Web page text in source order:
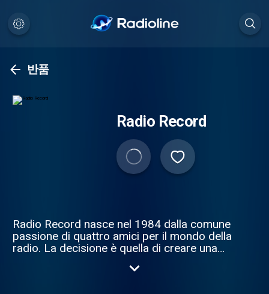
반품
Radio Record
Radio Record nasce nel 1984 dalla comune
passione di quattro amici per il mondo della
radio. La decisione è quella di creare una
sorta di “colonna sonora” senza speaker in